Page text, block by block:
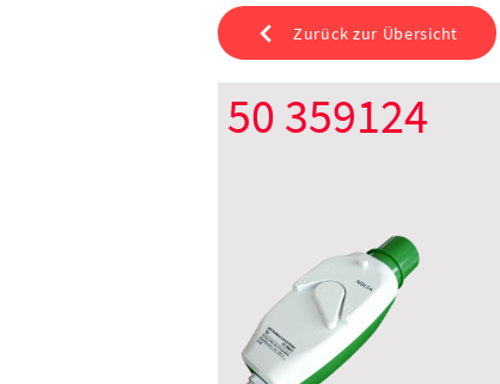
Zurück zur Übersicht
50 359124